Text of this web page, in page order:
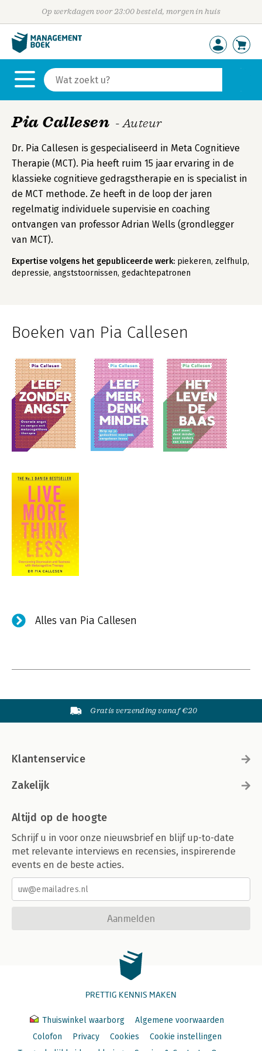
Op werkdagen voor 23:00 besteld, morgen in huis
Pia Callesen - Auteur
Dr. Pia Callesen is gespecialiseerd in Meta Cognitieve
Therapie (MCT). Pia heeft ruim 15 jaar ervaring in de
klassieke cognitieve gedragstherapie en is specialist in
de MCT methode. Ze heeft in de loop der jaren
regelmatig individuele supervisie en coaching
ontvangen van professor Adrian Wells (grondlegger
van MCT).
Expertise volgens het gepubliceerde werk: piekeren, zelfhulp,
depressie, angststoornissen, gedachtepatronen
Boeken van Pia Callesen
Alles van Pia Callesen
Gratis verzending vanaf €20
Klantenservice
Zakelijk
Altijd op de hoogte
Schrijf u in voor onze nieuwsbrief en blijf up-to-date
met relevante interviews en recensies, inspirerende
events en de beste acties.
Aanmelden
PRETTIG KENNIS MAKEN
Thuiswinkel waarborg
Algemene voorwaarden
Colofon
Privacy Cookies
Cookie instellingen